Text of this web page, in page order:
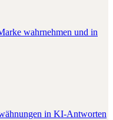
wahrnehmen und in
in KI-Antworten